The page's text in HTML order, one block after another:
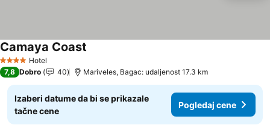
4 ZvezdiceHotel
Camaya Coast
7,8 Dobro 40 Mariveles, Bagac: udaljenost 17.3 km
Izaberi datume da bi se prikazale
tačne cene
Pogledaj cene